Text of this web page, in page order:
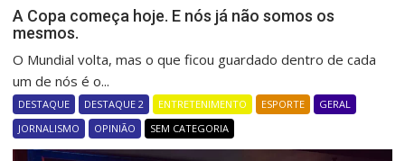
A Copa começa hoje. E nós já não somos os
mesmos.
O Mundial volta, mas o que ficou guardado dentro de cada
um de nós é o...
DESTAQUE DESTAQUE 2 ENTRETENIMENTO ESPORTE
GERAL
JORNALISMO
OPINIÃO SEM CATEGORIA